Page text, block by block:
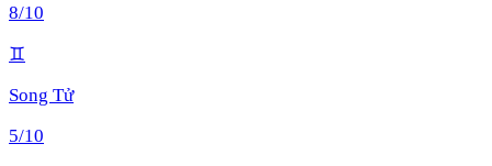
8/10
♊
Song Tử
5/10